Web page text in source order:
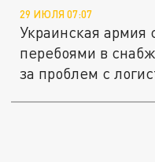
29 ИЮЛЯ 07:07
Украинская армия
перебоями в
за проблем с